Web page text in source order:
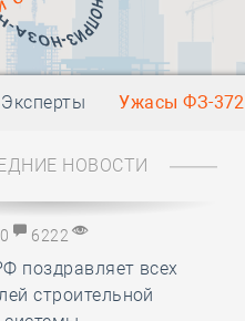
Эксперты Ужасы ФЗ-372
НОВОСТИ
0 6222
поздравляет всех
строительной